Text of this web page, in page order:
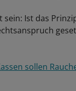
sein: Ist das
sollen